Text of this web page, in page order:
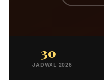
30+
JADWAL 2026